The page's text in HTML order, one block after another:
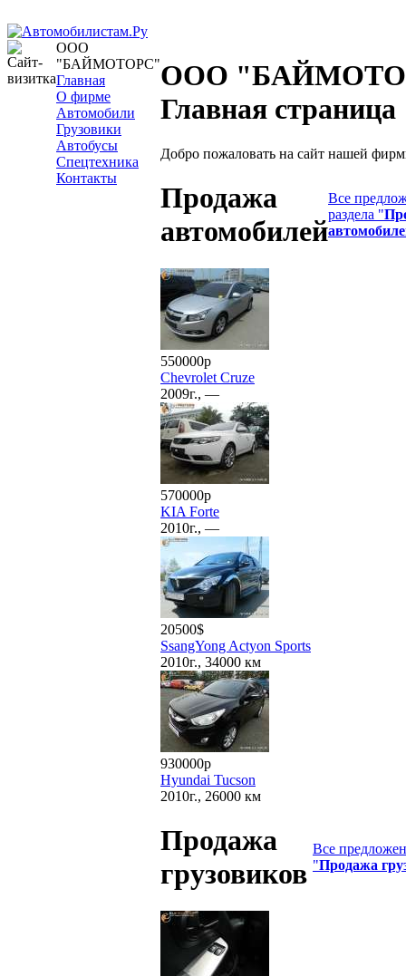
ООО
"БАЙМОТОРС"
Главная
О фирме
Автомобили
Грузовики
Автобусы
Спецтехника
Контакты
ООО
Главная страница
Добро пожаловать на сайт нашей
Продажа
автомобилей
Все
раздела "
550000р
Chevrolet Cruze
2009г., —
570000р
KIA Forte
2010г., —
20500$
SsangYong Actyon Sports
2010г., 34000 км
930000р
Hyundai Tucson
2010г., 26000 км
Продажа
грузовиков
Все
"Продажа